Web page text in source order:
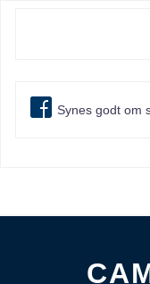
Synes godt om